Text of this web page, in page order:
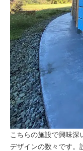
こちらの施設で興味深
デザインの数々です。